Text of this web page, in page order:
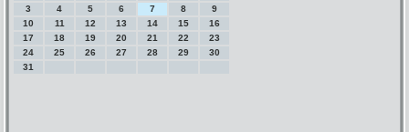
3
4 5 6 7 8
9
10
11 12 13 14 15
16
17
18 19 20 21 22
23
24
25 26 27 28 29
30
31